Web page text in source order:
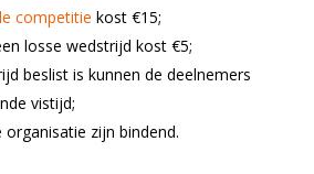
competitie kost €15;
losse wedstrijd kost €5;
beslist is kunnen de deelnemers
vistijd;
organisatie zijn bindend.